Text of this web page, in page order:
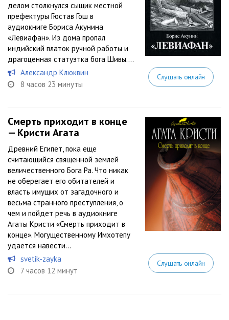
делом столкнулся сыщик местной
префектуры Гюстав Гош в
аудиокниге Бориса Акунина
«Левиафан». Из дома пропал
индийский платок ручной работы и
драгоценная статуэтка бога Шивы....
Александр Клюквин
8 часов 23 минуты
Слушать онлайн
Смерть приходит в конце
— Кристи Агата
Древний Египет, пока еще
считающийся священной землей
величественного Бога Ра. Что никак
не оберегает его обитателей и
власть имущих от загадочного и
весьма странного преступления, о
чем и пойдет речь в аудиокниге
Агаты Кристи «Смерть приходит в
конце». Могущественному Имхотепу
удается навести...
svetik-zayka
7 часов 12 минут
Слушать онлайн